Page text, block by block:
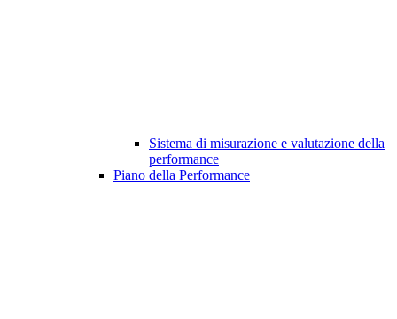
Sistema di misurazione e valutazione della
performance
Piano della Performance